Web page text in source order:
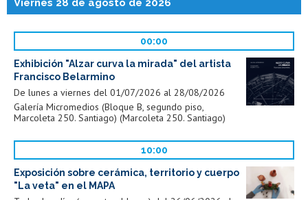
Viernes 28 de agosto de 2026
00:00
Exhibición "Alzar curva la mirada" del artista
Francisco Belarmino
De lunes a viernes del 01/07/2026 al 28/08/2026
Galería Micromedios (Bloque B, segundo piso,
Marcoleta 250. Santiago) (Marcoleta 250. Santiago)
10:00
Exposición sobre cerámica, territorio y cuerpo
"La veta" en el MAPA